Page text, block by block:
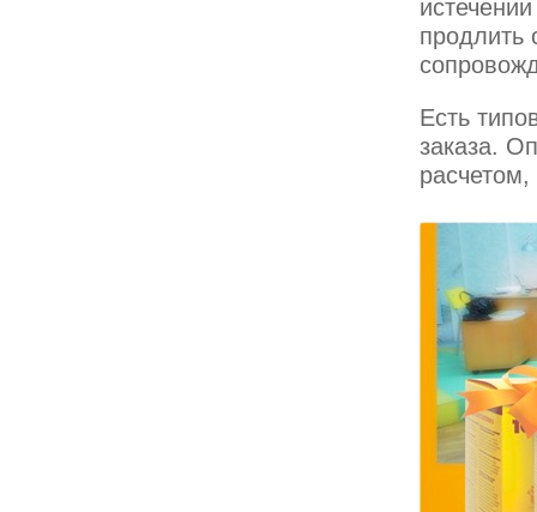
продлить
Есть
заказа.